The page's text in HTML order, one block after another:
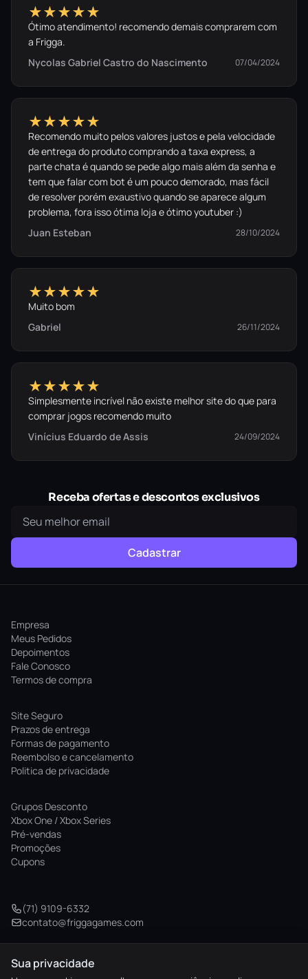
★★★★★
Ótimo atendimento! recomendo demais comprarem com
a Frigga.
Nycolas Gabriel Castro do Nascimento
07/04/2024
★★★★★
Recomendo muito pelos valores justos e pela velocidade
de entrega do produto comprando a taxa express, a
parte chata é quando se pede algo mais além da senha e
tem que falar com bot é um pouco demorado, mas fácil
de resolver porém exaustivo quando se aparece algum
problema, fora isso ótima loja e ótimo youtuber :)
Juan Esteban
28/10/2024
★★★★★
Muito bom
Gabriel
26/11/2024
★★★★★
Simplesmente incrível não existe melhor site do que para
comprar jogos recomendo muito
Vinícius Eduardo de Assis
24/09/2024
Receba ofertas e descontos exclusivos
Cadastrar
Empresa
Meus Pedidos
Depoimentos
Fale Conosco
Termos de compra
Site Seguro
Prazos de entrega
Formas de pagamento
Reembolso e cancelamento
Politica de privacidade
Grupos Desconto
Xbox One / Xbox Series
Pré-vendas
Promoções
Cupons
(71) 9109-6332
contato@friggagames.com
Sua privacidade